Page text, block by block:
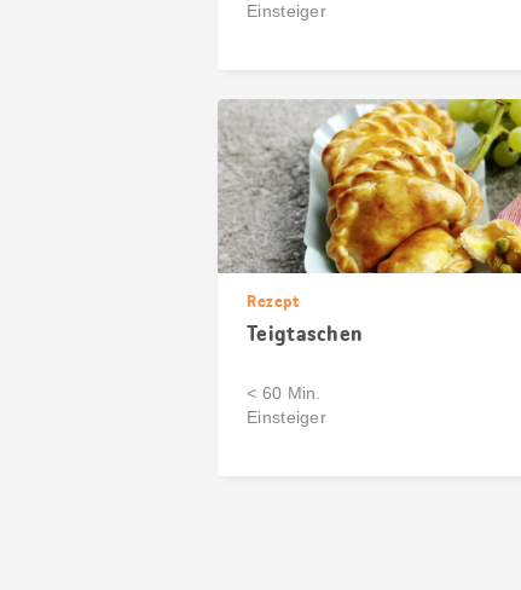
Einsteiger
Rezept
Teigtaschen
< 60 Min.
Einsteiger